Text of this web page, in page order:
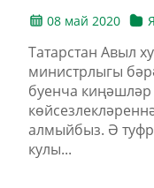
08 май 2020
Татарстан Авыл
министрлыгы
буенча киңәшләр
алмыйбыз. Ә
кулы...